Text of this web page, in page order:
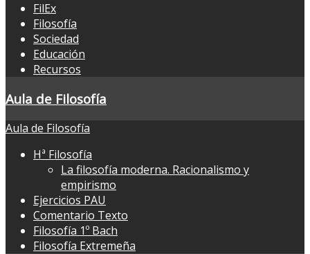
FilEx
Filosofía
Sociedad
Educación
Recursos
Aula de Filosofía
Aula de Filosofía
Hª Filosofía
La filosofía moderna. Racionalismo y
empirismo
Ejercicios PAU
Comentario Texto
Filosofía 1º Bach
Filosofía Extremeña